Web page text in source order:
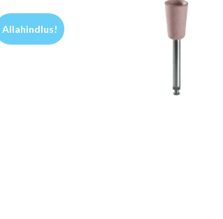
Allahindlus!